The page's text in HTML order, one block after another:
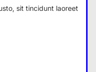
sit tincidunt laoreet